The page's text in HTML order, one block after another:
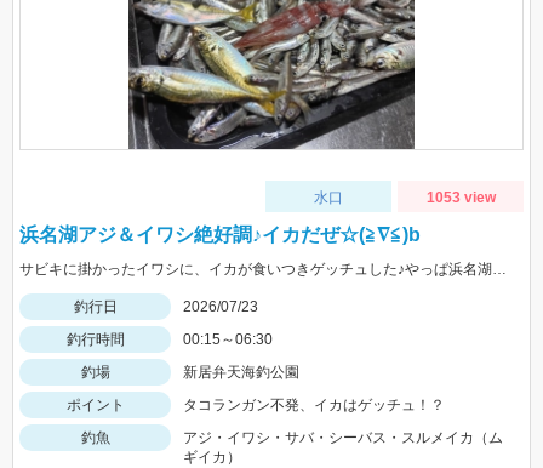
水口 1053 view
浜名湖アジ＆イワシ絶好調♪イカだぜ☆(≧∇≦)b
サビキに掛かったイワシに、イカが食いつきゲッチュした♪やっぱ浜名湖ドリーム♡
釣行日
2026/07/23
釣行時間
00:15～06:30
釣場
新居弁天海釣公園
ポイント
タコランガン不発、イカはゲッチュ！？
釣魚
アジ・イワシ・サバ・シーバス・スルメイカ（ム
ギイカ）